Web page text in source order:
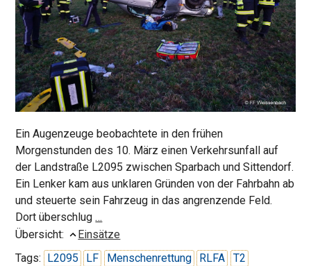
Ein Augenzeuge beobachtete in den frühen
Morgenstunden des 10. März einen Verkehrsunfall auf
der Landstraße L2095 zwischen Sparbach und Sittendorf.
Ein Lenker kam aus unklaren Gründen von der Fahrbahn ab
und steuerte sein Fahrzeug in das angrenzende Feld.
Dort überschlug…
nach
Überschlag
Übersicht:
Einsätze
Tags: L2095 LF Menschenrettung RLFA T2